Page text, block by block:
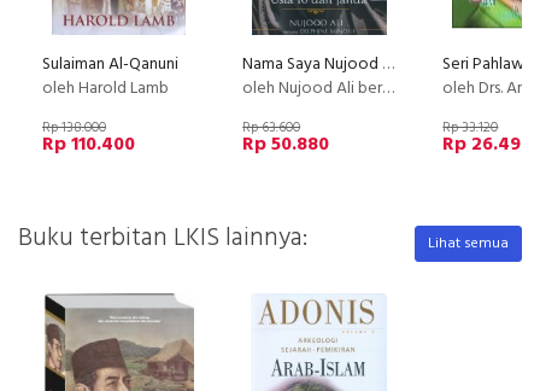
Sulaiman Al-Qanuni
oleh Harold Lamb
Rp 138.000
Rp 110.400
Nama Saya Nujood Usia 10 dan Janda
oleh Nujood Ali bersama Delphine Minoul
Rp 63.600
Rp 50.880
oleh Drs.
Rp 33.120
Rp 26.496
Buku terbitan LKIS lainnya: Lihat semua